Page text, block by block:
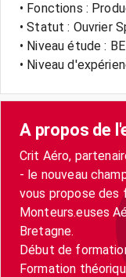
• Fonctions :
• Statut : Ouvrier
• Niveau étude :
• Niveau
A propos de
Crit Aéro,
- le nouveau
vous propose des
Monteurs.euses
Bretagne.
Début de
Formation